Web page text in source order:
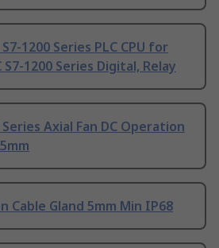
1200 Series PLC CPU for
1200 Series Digital, Relay
Axial Fan DC Operation
Cable Gland 5mm Min IP68